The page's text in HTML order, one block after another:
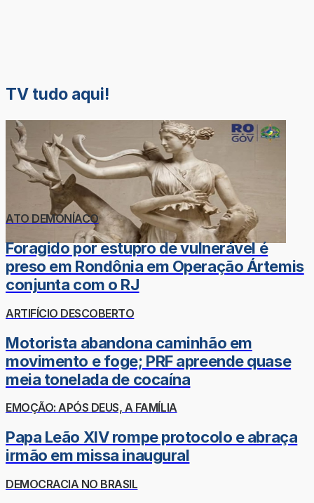
TV tudo aqui!
ATO DEMONÍACO
Foragido por estupro de vulnerável é
preso em Rondônia em Operação Ártemis
conjunta com o RJ
ARTIFÍCIO DESCOBERTO
Motorista abandona caminhão em
movimento e foge; PRF apreende quase
meia tonelada de cocaína
EMOÇÃO: APÓS DEUS, A FAMÍLIA
Papa Leão XIV rompe protocolo e abraça
irmão em missa inaugural
DEMOCRACIA NO BRASIL